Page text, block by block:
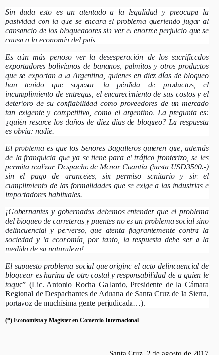
Sin duda esto es un atentado a la legalidad y preocupa la
pasividad con la que se encara el problema queriendo jugar al
cansancio de los bloqueadores sin ver el enorme perjuicio que se
causa a la economía del país.
Es aún más penoso ver la desesperación de los sacrificados
exportadores bolivianos de bananos, palmitos y otros productos
que se exportan a la Argentina, quienes en diez días de bloqueo
han tenido que sopesar la pérdida de productos, el
incumplimiento de entregas, el encarecimiento de sus costos y el
deterioro de su confiabilidad como proveedores de un mercado
tan exigente y competitivo, como el argentino. La pregunta es:
¿quién resarce los daños de diez días de bloqueo? La respuesta
es obvia: nadie.
El problema es que los Señores Bagalleros quieren que, además
de la franquicia que ya se tiene para el tráfico fronterizo, se les
permita realizar Despacho de Menor Cuantía (hasta USD3500.-)
sin el pago de aranceles, sin permiso sanitario y sin el
cumplimiento de las formalidades que se exige a las industrias e
importadores habituales.
¡Gobernantes y gobernados debemos entender que el problema
del bloqueo de carreteras y puentes no es un problema social sino
delincuencial y perverso, que atenta flagrantemente contra la
sociedad y la economía, por tanto, la respuesta debe ser a la
medida de su naturaleza!
El supuesto problema social que origina el acto delincuencial de
bloquear es harina de otro costal y responsabilidad de a quien le
toque” (Lic. Antonio Rocha Gallardo, Presidente de la Cámara
Regional de Despachantes de Aduana de Santa Cruz de la Sierra,
portavoz de muchísima gente perjudicada…).
(*) Economista y Magíster en Comercio Internacional
Santa Cruz, 2 de agosto de 2017